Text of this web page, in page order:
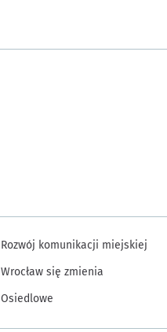
Rozwój komunikacji miejskiej
Wrocław się zmienia
Osiedlowe